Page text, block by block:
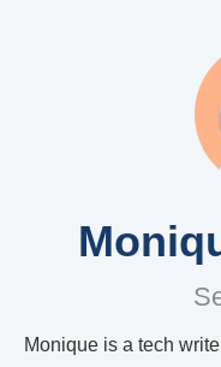
Monique is a tech